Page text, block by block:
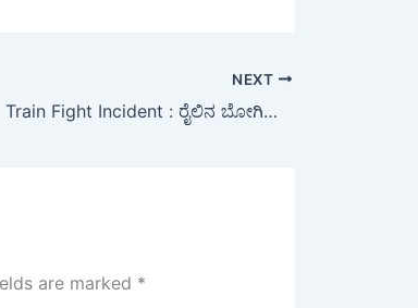
NEXT
Train Fight Incident : ರೈಲಿನ ಬೋಗಿಯೇ ಕುಸ್ತಿ ಅಖಾಡವಾಯ್ತು, ಲಗೇಜ್ ವಿಚಾರಕ್ಕೆ ಯುವಕನಿಗೆ ಹಿಗ್ಗಾಮುಗ್ಗಾ ಥಳಿಸಿದ ಮಹಿಳೆ…!
are marked *